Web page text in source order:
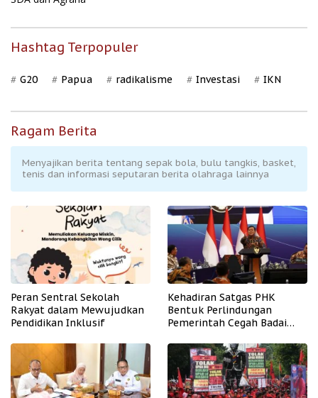
Hashtag Terpopuler
G20 Papua radikalisme Investasi IKN
Ragam Berita
Menyajikan berita tentang sepak bola, bulu tangkis, basket,
tenis dan informasi seputaran berita olahraga lainnya
Peran Sentral Sekolah
Rakyat dalam Mewujudkan
Pendidikan Inklusif
Kehadiran Satgas PHK
Bentuk Perlindungan
Pemerintah Cegah Badai